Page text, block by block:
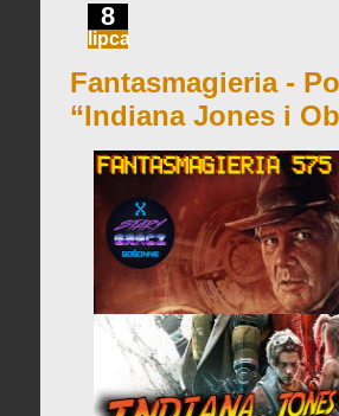
8
lipca
Fantasmagieria -
“Indiana Jones i